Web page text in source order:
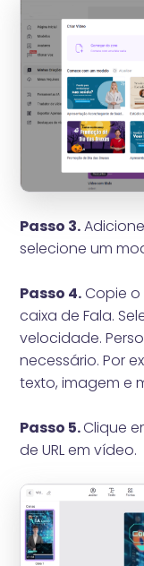
Passo 3.
selecione um
Passo 4.Copie
caixa de Fala.
velocidade.
necessário. Por
texto, imagem e
Passo 5.Clique
de URL em vídeo.